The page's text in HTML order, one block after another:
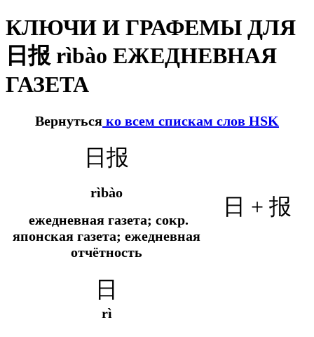
КЛЮЧИ И ГРАФЕМЫ ДЛЯ
日报 rìbào ЕЖЕДНЕВНАЯ
ГАЗЕТА
Вернуться ко всем спискам слов HSK
日报
rìbào
ежедневная газета; сокр.
японская газета; ежедневная
отчётность
日 + 报
日
rì